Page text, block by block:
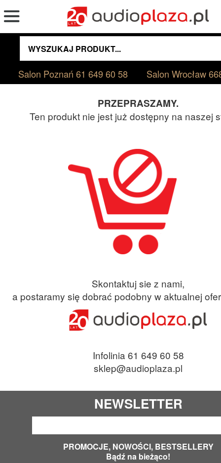
Salon Poznań61 649 60 58 Salon Wrocław
PRZEPRASZAMY.
Ten produkt nie jest już dostępny na naszej
Skontaktuj sie z nami,
a postaramy się dobrać podobny w aktualnej
Infolinia 61 649 60 58
sklep@audioplaza.pl
NEWSLETTER
PROMOCJE, NOWOŚCI, BESTSELLERY
Bądź na bieżąco!